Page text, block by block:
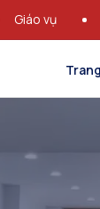
Giáo vụ